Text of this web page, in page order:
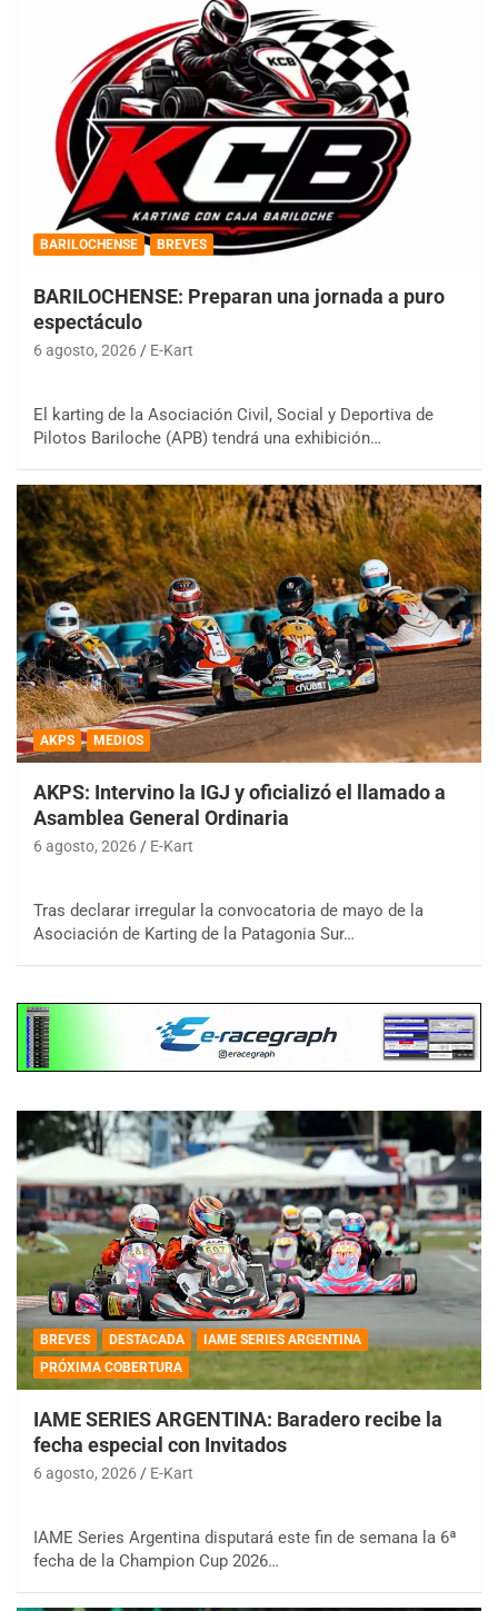
BARILOCHENSE BREVES
BARILOCHENSE: Preparan una jornada a puro
espectáculo
6 agosto, 2026 E-Kart
El karting de la Asociación Civil, Social y Deportiva de
Pilotos Bariloche (APB) tendrá una exhibición…
AKPS MEDIOS
AKPS: Intervino la IGJ y oficializó el llamado a
Asamblea General Ordinaria
6 agosto, 2026 E-Kart
Tras declarar irregular la convocatoria de mayo de la
Asociación de Karting de la Patagonia Sur…
BREVES DESTACADA
IAME SERIES ARGENTINA
PRÓXIMA COBERTURA
IAME SERIES ARGENTINA: Baradero recibe la
fecha especial con Invitados
6 agosto, 2026 E-Kart
IAME Series Argentina disputará este fin de semana la 6ª
fecha de la Champion Cup 2026…